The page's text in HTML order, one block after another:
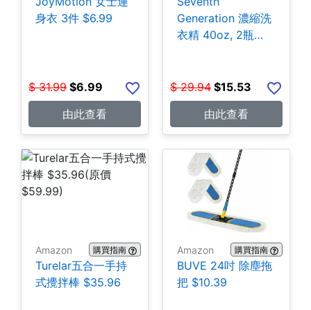
身衣 3件 $6.99
$ 31.99 $6.99
由此查看
Generation 濃縮洗
衣精 40oz, 2瓶
$ 29.94 $15.53
由此查看
Amazon 購買指南
Turelar五合一手持
式攪拌棒 $35.96
Amazon 購買指南
BUVE 24吋 除塵拖
把 $10.39